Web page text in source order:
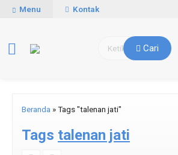
Menu Kontak
Cari
Beranda »Tags "talenan jati"
Tags talenan jati